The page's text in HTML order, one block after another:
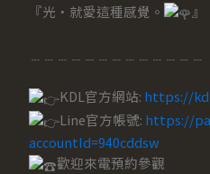
『光‧就愛這種感覺。
』
KDL官方網站: https://
Line官方帳號: https://
accountId=940cddsw
歡迎來電預約參觀